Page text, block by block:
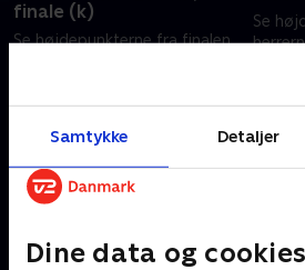
Samtykke Detaljer
Dine data og cookies
finale (k)
Se højdepunkterne fra finalen
Se
fra
20.
Andre så også